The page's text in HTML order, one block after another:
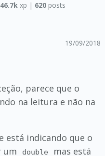
xp | 620posts
19/09/2018
parece que o
na leitura e não na
está indicando que o
um
double
mas está